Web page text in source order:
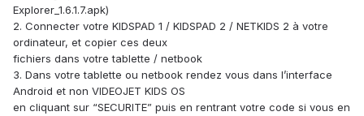
Explorer_1.6.1.7.apk)
2. Connecter votre KIDSPAD 1 / KIDSPAD 2 / NETKIDS 2 à votre
ordinateur, et copier ces deux
fichiers dans votre tablette / netbook
3. Dans votre tablette ou netbook rendez vous dans l’interface
Android et non VIDEOJET KIDS OS
en cliquant sur “SECURITE” puis en rentrant votre code si vous en